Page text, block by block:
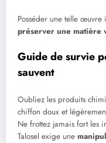
Posséder une telle œuvre
préserver une matière
Guide de survie
sauvent
Oubliez les produits
chiffon doux et
Ne frottez jamais fort les
Talosel exige une